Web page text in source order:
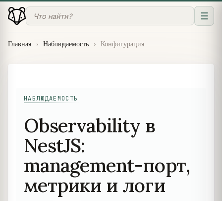
☰
Главная › Наблюдаемость › Конфигурация
НАБЛЮДАЕМОСТЬ
Observability в
NestJS:
management-порт,
метрики и логи